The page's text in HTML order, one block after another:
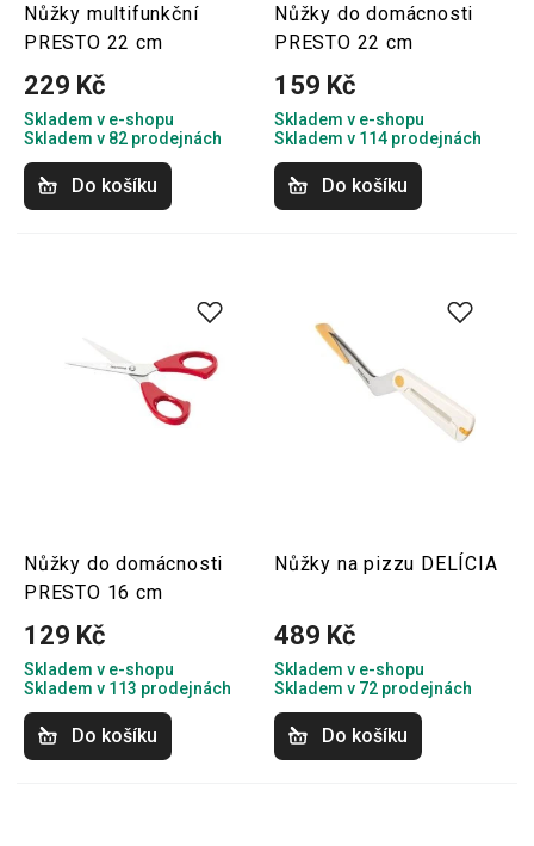
Nůžky multifunkční
PRESTO 22 cm
229 Kč
Skladem v e-shopu
Skladem v 82 prodejnách
Do košíku
Nůžky do domácnosti
PRESTO 22 cm
159 Kč
Skladem v e-shopu
Skladem v 114 prodejnách
Do košíku
Nůžky do domácnosti
PRESTO 16 cm
129 Kč
Skladem v e-shopu
Skladem v 113 prodejnách
Do košíku
Nůžky na pizzu DELÍCIA
489 Kč
Skladem v e-shopu
Skladem v 72 prodejnách
Do košíku